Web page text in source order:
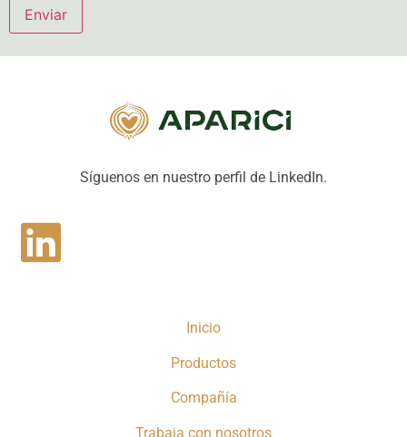
Síguenos en nuestro perfil de LinkedIn.
Inicio
Productos
Compañía
Trabaja con nosotros